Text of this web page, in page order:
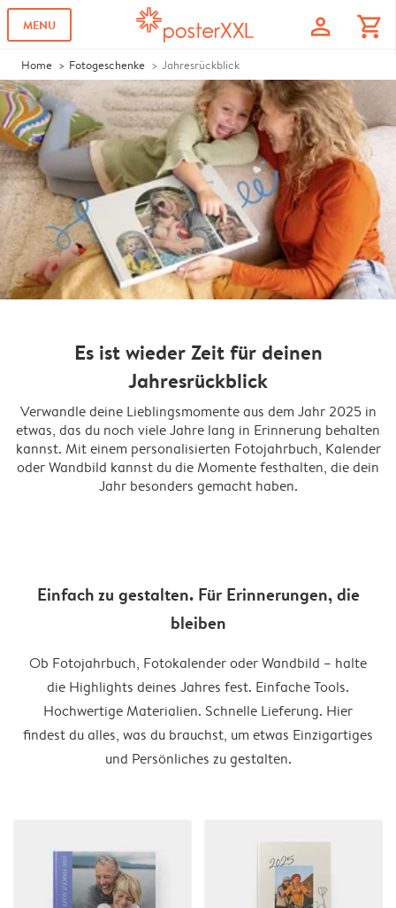
MENU profile shopping_cart
Home Fotogeschenke Jahresrückblick
Es ist wieder Zeit für deinen
Jahresrückblick
Verwandle deine Lieblingsmomente aus dem Jahr 2025 in
etwas, das du noch viele Jahre lang in Erinnerung behalten
kannst. Mit einem personalisierten Fotojahrbuch, Kalender
oder Wandbild kannst du die Momente festhalten, die dein
Jahr besonders gemacht haben.
Einfach zu gestalten. Für Erinnerungen, die
bleiben
Ob Fotojahrbuch, Fotokalender oder Wandbild – halte
die Highlights deines Jahres fest. Einfache Tools.
Hochwertige Materialien. Schnelle Lieferung. Hier
findest du alles, was du brauchst, um etwas Einzigartiges
und Persönliches zu gestalten.